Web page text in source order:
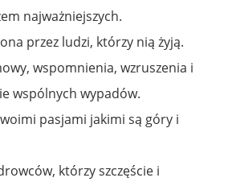
najważniejszych.
przez ludzi, którzy nią żyją.
wspomnienia, wzruszenia i
wspólnych wypadów.
pasjami jakimi są góry i
którzy szczęście i